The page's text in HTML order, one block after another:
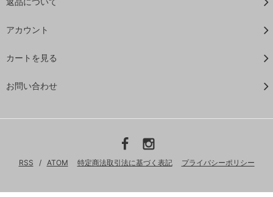
アカウント
カートを見る
お問い合わせ
RSS / ATOM 特定商法取引法に基づく表記 プライバシーポリシー